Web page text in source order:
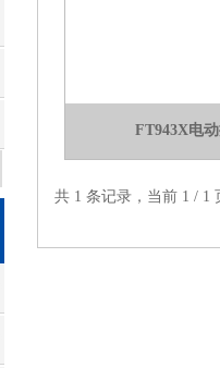
FT943X电
共 1 条记录，当前 1 /